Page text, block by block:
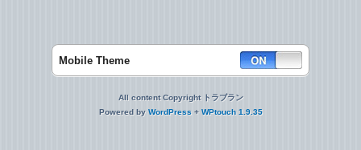
Mobile Theme
All content Copyright トラブラン
Powered by WordPress + WPtouch 1.9.35